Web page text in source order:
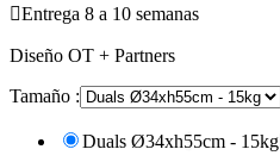
Entrega 8 a 10 semanas
Diseño OT + Partners
Tamaño :
Duals Ø34xh55cm - 15kg